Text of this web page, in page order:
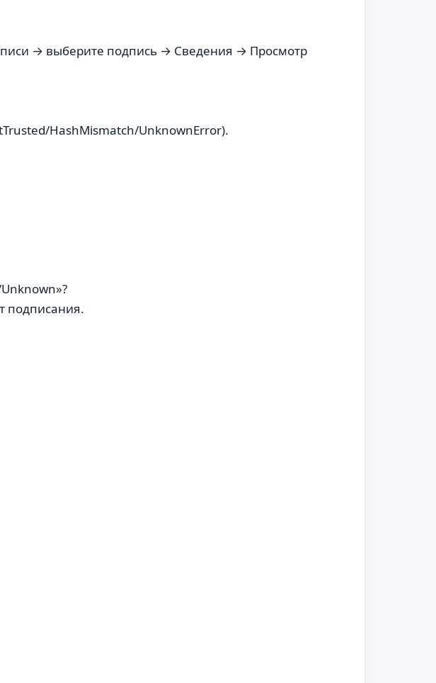
→ выберите подпись → Сведения → Просмотр
HashMismatch/UnknownError).
подписания.